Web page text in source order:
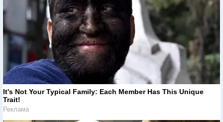
It's Not Your Typical Family: Each Member Has This Unique
Trait!
Реклама